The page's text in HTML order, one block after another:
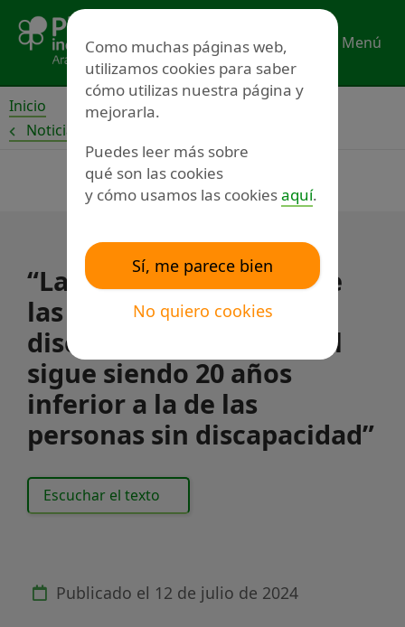
contenido
Menú
Inicio
Noticias
“La esperanza de vida de
las personas con
discapacidad intelectual
sigue siendo 20 años
inferior a la de las
personas sin discapacidad”
Escuchar el texto
Publicado el 12 de julio de 2024
Como muchas páginas web,
utilizamos cookies para saber
cómo utilizas nuestra página y
mejorarla.
Puedes leer más sobre
qué son las cookies
y cómo usamos las cookiesaquí.
Sí, me parece bien
No quiero cookies